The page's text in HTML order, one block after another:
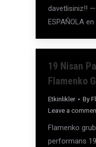
davetlisiniz!!
ESPAÑOLA
19 Nisan
Flamenko
Etkinlikler By
Leave a
Flamenko
performans